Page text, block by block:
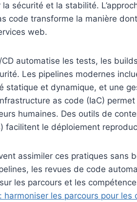
sécurité et la stabilité.
code transforme la manière
web.
CD automatise les tests, les
Les pipelines modernes
statique et dynamique, et une
as code (IaC)
humaines. Des outils de
facilitent le déploiement
assimiler ces pratiques sans
les revues de code
les parcours et les
harmoniser les parcours pour les